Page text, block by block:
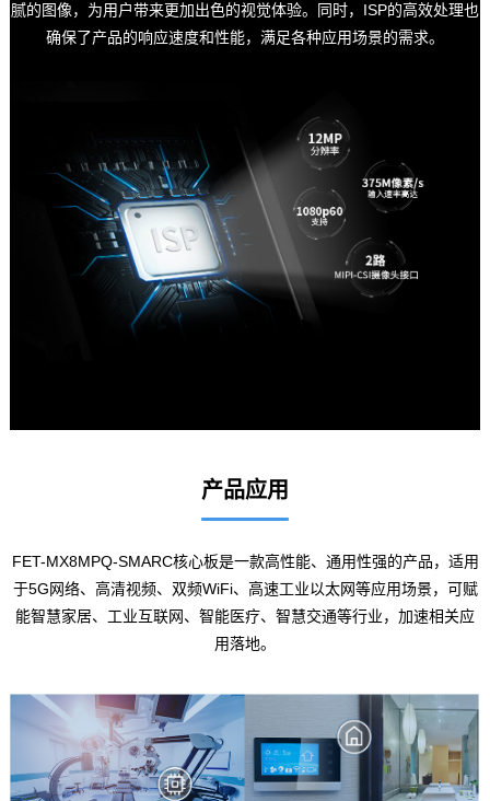
腻的图像，为用户带来更加出色的视觉体验。同时，ISP的高效处理也
确保了产品的响应速度和性能，满足各种应用场景的需求。
产品应用
FET-MX8MPQ-SMARC核心板是一款高性能、通用性强的产品，适用
于5G网络、高清视频、双频WiFi、高速工业以太网等应用场景，可赋
能智慧家居、工业互联网、智能医疗、智慧交通等行业，加速相关应
用落地。